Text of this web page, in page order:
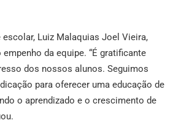
escolar, Luiz Malaquias Joel Vieira,
da equipe. “É gratificante
dos nossos alunos. Seguimos
para oferecer uma educação de
o aprendizado e o crescimento de